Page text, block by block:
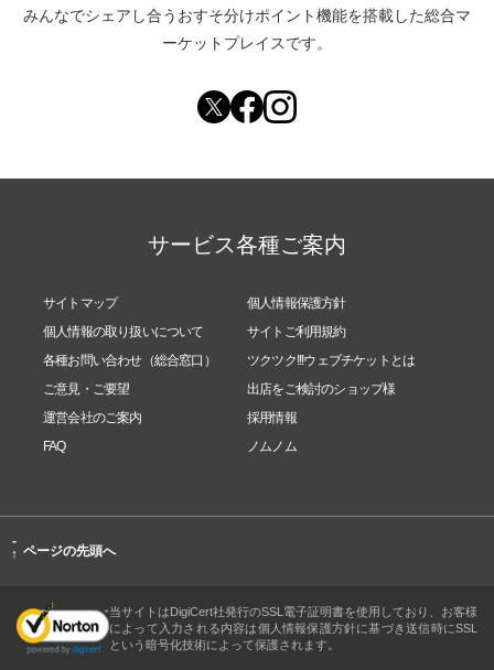
みんなでシェアし合う おすそ分けポイント機能を搭載した総合マ
ーケットプレイスです。
サービス各種ご案内
サイトマップ
個人情報保護方針
個人情報の取り扱いについて
サイトご利用規約
各種お問い合わせ（総合窓口）
ツクツク!!!ウェブチケットとは
ご意見・ご要望
出店をご検討のショップ様
運営会社のご案内
採用情報
FAQ
ノムノム
-
↑ ページの先頭へ
当サイトはDigiCert社発行のSSL電子証明書を使用しており、お客様
によって入力される内容は個人情報保護方針に基づき送信時にSSL
という暗号化技術によって保護されます。